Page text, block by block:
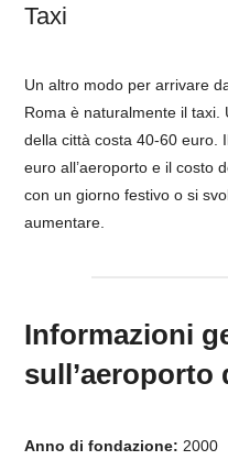
Taxi
Un altro modo per arrivare
Roma è naturalmente il
della città costa 40-60 euro.
euro all’aeroporto e il costo
con un giorno festivo o si
aumentare.
Informazioni
sull’aeroporto
Anno di fondazione: 2000